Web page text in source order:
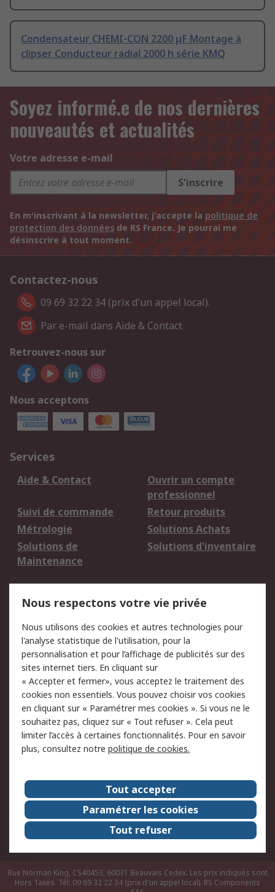
Condensateur CHEMI-CON 2200 μF Montage à
clipser Conducteur radial 2000 h série KMQ
Soyez informé.e de nos dernières
nouveautés et actualités
Votre adresse e-mail
S'inscrire
En m'inscrivant à la newsletter, j'accepte la politique de
protection des données de RS France. Je pourrai me
désinscrire à tout moment.
Contactez-nous
09 69 32 22 34 (prix d'un appel local).
Par e-mail dans Aide & Contact
Retrouvez-nous sur
Nous acceptons
Services
Aide & Contact
Ouvrir un compte
professionnel
Suivi de commande
Retour produits
Métrologie
Solutions Achats
Solutions de
Maintenance
Solutions d'inventaire
du site
Politique de protection
des données - Mise à
jour
Sécurité des E-mails
Conditions générales
de vente
Politique anti-
corruption
Campagnes marketing
A propos de RS
A propos de RS France
Evénements
Le groupe RS Group Plc
Presse
RS dans le monde
Démarche RSE
Nous rejoindre
RS Particuliers
Rue Norman King, CS40453, 60031 Beauvais Cedex. Les prix indiqués sont
Hors Taxes. Tél: 09 69 32 22 34 (prix d'un appel local). RS Components
Nous respectons votre vie privée
Nous utilisons des cookies et autres technologies pour
l'analyse statistique de l'utilisation, pour la
personnalisation et pour l’affichage de publicités sur des
sites internet tiers. En cliquant sur
« Accepter et fermer», vous acceptez le traitement des
cookies non essentiels. Vous pouvez choisir vos cookies
en cliquant sur « Paramétrer mes cookies ». Si vous ne le
souhaitez pas, cliquez sur « Tout refuser ». Cela peut
limiter l’accès à certaines fonctionnalités. Pour en savoir
plus, consultez notre politique de cookies.
Tout accepter
Paramétrer les cookies
Tout refuser